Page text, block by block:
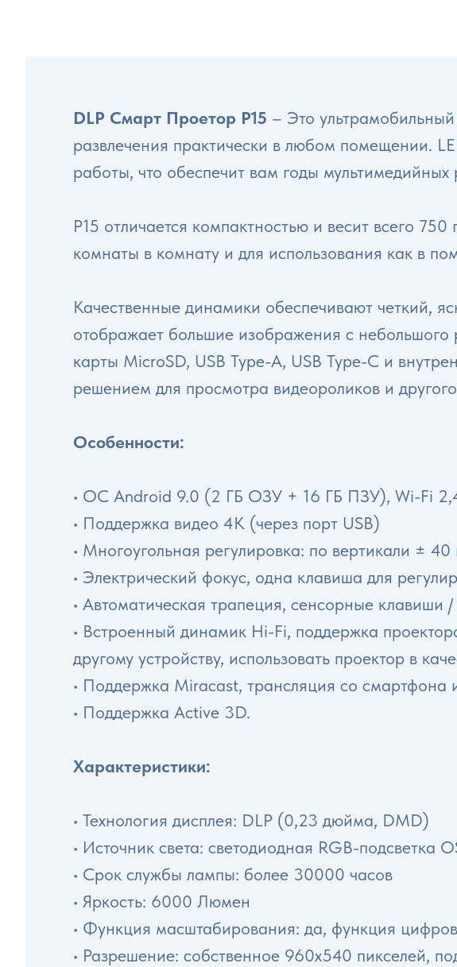
DLP Смарт Проетор P15 – Это
развлечения практически в любом помещении.
работы, что обеспечит вам годы
P15 отличается компактностью и весит всего
комнаты в комнату и для использования как в
Качественные динамики обеспечивают четкий,
отображает большие изображения с небольшого
карты MicroSD, USB Type-A, USB Typе-C и
решением для просмотра видеороликов и
Особенности:
• ОС Android 9.0 (2 ГБ ОЗУ + 16 ГБ ПЗУ), Wi-Fi
• Поддержка видео 4K (через порт USB)
• Многоугольная регулировка: по вертикали ±
• Электрический фокус, одна клавиша для
• Автоматическая трапеция, сенсорные клавиши
• Встроенный динамик Hi-Fi, поддержка
другому устройству, использовать проектор в
• Поддержка Miracast, трансляция со
• Поддержка Active 3D.
Характеристики:
• Технология дисплея: DLP (0,23 дюйма, DMD)
• Источник света: светодиодная RGB-подсветка
• Срок службы лампы: более 30000 часов
• Яркость: 6000 Люмен
• Функция масштабирования: да, функция
• Разрешение: собственное 960х540 пикселей,